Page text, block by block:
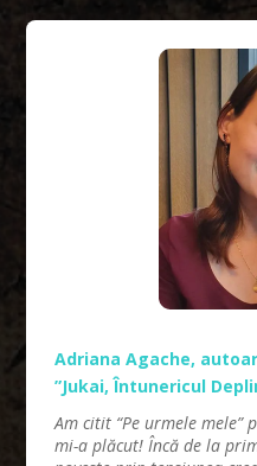
Adriana Agache,
”Jukai, Întunericul
Am citit “Pe urmele
mi-a plăcut! Încă de la